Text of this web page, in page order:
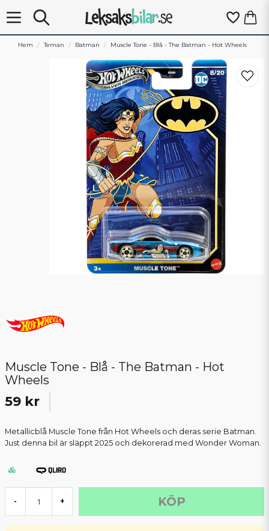
Hem Teman Batman Muscle Tone - Blå - The Batman - Hot Wheels
Muscle Tone - Blå - The Batman - Hot
Wheels
59 kr
Metallicblå Muscle Tone från Hot Wheels och deras serie Batman.
Just denna bil är släppt 2025 och dekorerad med Wonder Woman.
- + KÖP